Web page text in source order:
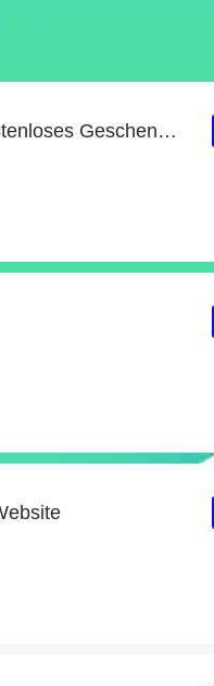
Kaufen Sie 1 Erhalten Sie 1 kostenloses Geschenk auf ausgewählte Artikel